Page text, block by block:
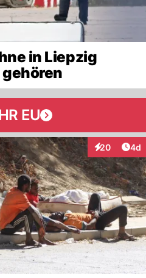
in Liepzig
EU
20
Interaktionen
4d